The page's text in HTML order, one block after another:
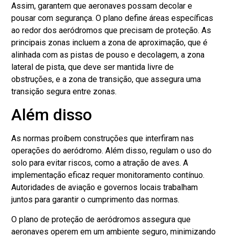
Assim, garantem que aeronaves possam decolar e
pousar com segurança. O plano define áreas específicas
ao redor dos aeródromos que precisam de proteção. As
principais zonas incluem a zona de aproximação, que é
alinhada com as pistas de pouso e decolagem, a zona
lateral de pista, que deve ser mantida livre de
obstruções, e a zona de transição, que assegura uma
transição segura entre zonas.
Além disso
As normas proíbem construções que interfiram nas
operações do aeródromo. Além disso, regulam o uso do
solo para evitar riscos, como a atração de aves. A
implementação eficaz requer monitoramento contínuo.
Autoridades de aviação e governos locais trabalham
juntos para garantir o cumprimento das normas.
O plano de proteção de aeródromos assegura que
aeronaves operem em um ambiente seguro, minimizando